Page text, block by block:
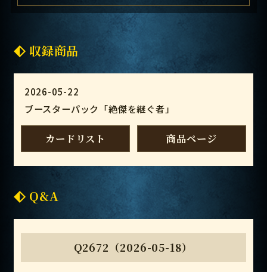
収録商品
2026-05-22
ブースターパック「絶傑を継ぐ者」
カードリスト 商品ページ
Q&A
Q2672（2026-05-18）